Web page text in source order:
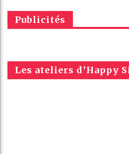
Publicités
Les ateliers d’Happy